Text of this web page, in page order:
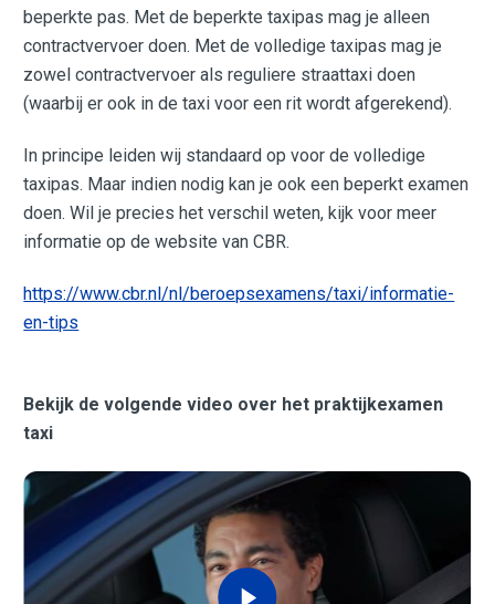
beperkte pas. Met de beperkte taxipas mag je alleen
contractvervoer doen. Met de volledige taxipas mag je
zowel contractvervoer als reguliere straattaxi doen
(waarbij er ook in de taxi voor een rit wordt afgerekend).
In principe leiden wij standaard op voor de volledige
taxipas. Maar indien nodig kan je ook een beperkt examen
doen. Wil je precies het verschil weten, kijk voor meer
informatie op de website van CBR.
https://www.cbr.nl/nl/beroepsexamens/taxi/informatie-
en-tips
Bekijk de volgende video over het praktijkexamen
taxi